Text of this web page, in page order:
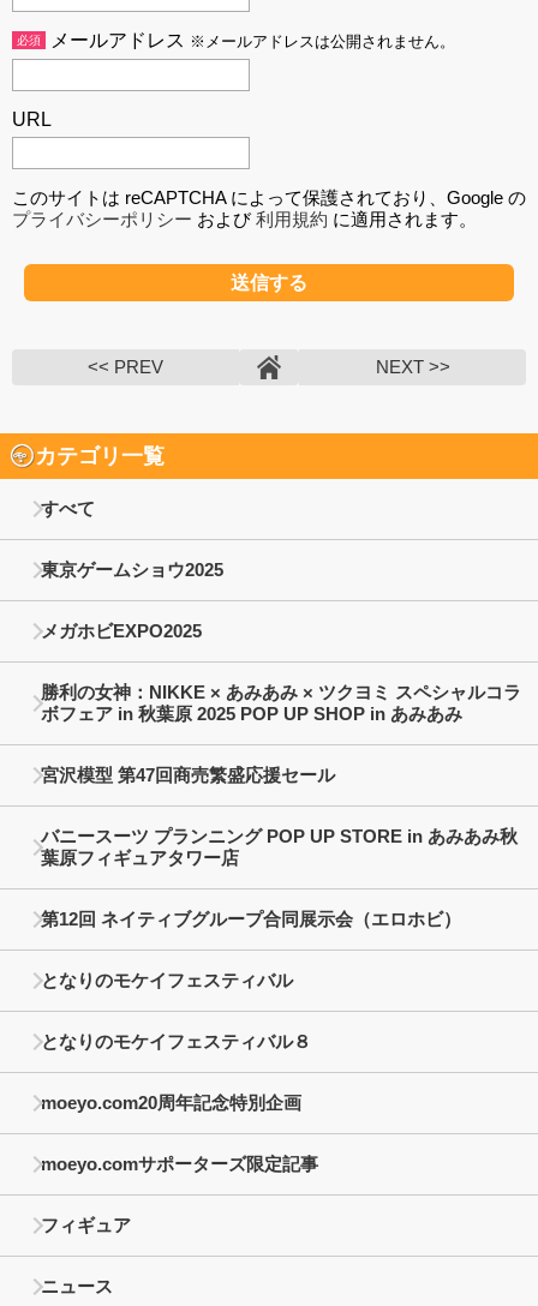
必須 メールアドレス ※メールアドレスは公開されません。
URL
このサイトは reCAPTCHA によって保護されており、Google の
プライバシーポリシー および利用規約 に適用されます。
<< PREV NEXT >>
カテゴリ一覧
すべて
東京ゲームショウ2025
メガホビEXPO2025
勝利の女神：NIKKE × あみあみ × ツクヨミ スペシャルコラ
ボフェア in 秋葉原 2025 POP UP SHOP in あみあみ
宮沢模型 第47回商売繁盛応援セール
バニースーツ プランニング POP UP STORE in あみあみ秋
葉原フィギュアタワー店
第12回 ネイティブグループ合同展示会（エロホビ）
となりのモケイフェスティバル
となりのモケイフェスティバル８
moeyo.com20周年記念特別企画
moeyo.comサポーターズ限定記事
フィギュア
ニュース